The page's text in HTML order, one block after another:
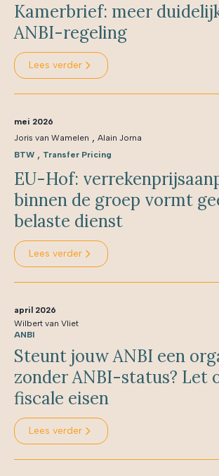
Kamerbrief: meer
ANBI-regeling
Lees verder
mei 2026
Joris van Wamelen , Alain Jorna
BTW , Transfer Pricing
EU-Hof:
binnen de groep vormt
belaste dienst
Lees verder
april 2026
Wilbert van Vliet
ANBI
Steunt jouw ANBI een
zonder ANBI-status? Let
fiscale eisen
Lees verder